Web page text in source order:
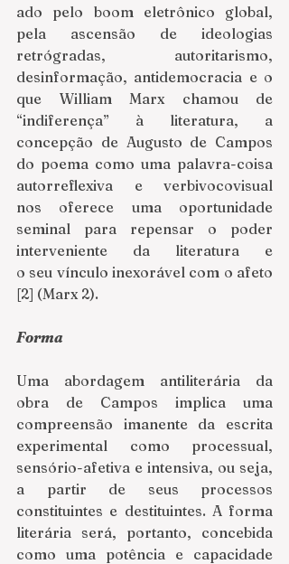
ado pelo boom eletrônico global,
pela ascensão de ideologias
retrógradas, autoritarismo,
desinformação, antidemocracia e o
que William Marx chamou de
“indiferença” à literatura, a
concepção de Augusto de Campos
do poema como uma palavra-coisa
autorreflexiva e verbivocovisual
nos oferece uma oportunidade
seminal para repensar o poder
interveniente da literatura e
o seu vínculo inexorável com o afeto
[2] (Marx 2).
Forma
Uma abordagem antiliterária da
obra de Campos implica uma
compreensão imanente da escrita
experimental como processual,
sensório-afetiva e intensiva, ou seja,
a partir de seus processos
constituintes e destituintes. A forma
literária será, portanto, concebida
como uma potência e capacidade